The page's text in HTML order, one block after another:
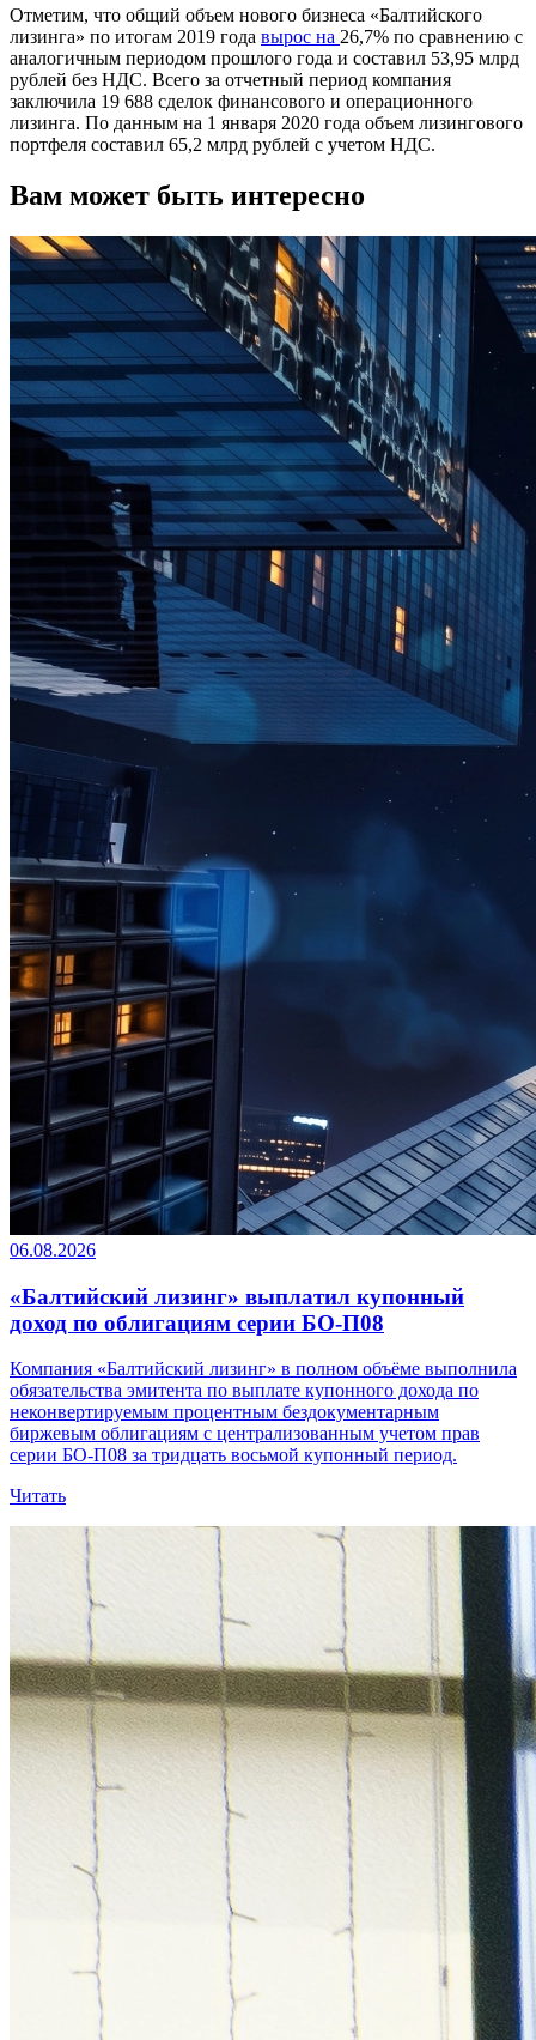
Отметим, что общий объем нового бизнеса «Балтийского
лизинга» по итогам 2019 года вырос на 26,7% по сравнению с
аналогичным периодом прошлого года и составил 53,95 млрд
рублей без НДС. Всего за отчетный период компания
заключила 19 688 сделок финансового и операционного
лизинга. По данным на 1 января 2020 года объем лизингового
портфеля составил 65,2 млрд рублей с учетом НДС.
Вам может быть интересно
06.08.2026
«Балтийский лизинг» выплатил купонный
доход по облигациям серии БО-П08
Компания «Балтийский лизинг» в полном объёме выполнила
обязательства эмитента по выплате купонного дохода по
неконвертируемым процентным бездокументарным
биржевым облигациям с централизованным учетом прав
серии БО-П08 за тридцать восьмой купонный период.
Читать